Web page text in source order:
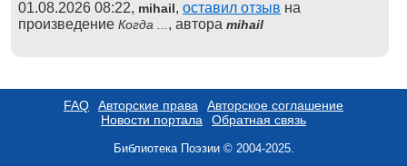
01.08.2026 08:22, mihail, оставил отзыв на
произведение Когда ... , автора mihail
FAQ Авторские права
Авторское соглашение
Новости портала
Обратная связь
Библиотека Поэзии © 2004-2025.